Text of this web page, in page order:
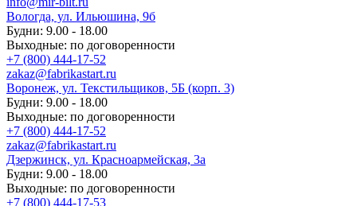
Вологда, ул. Ильюшина, 9б
Будни: 9.00 - 18.00
Выходные: по договоренности
+7 (800) 444-17-52
zakaz@fabrikastart.ru
Воронеж, ул. Текстильщиков, 5Б (корп. 3)
Будни: 9.00 - 18.00
Выходные: по договоренности
+7 (800) 444-17-52
zakaz@fabrikastart.ru
Дзержинск, ул. Красноармейская, 3а
Будни: 9.00 - 18.00
Выходные: по договоренности
+7 (800) 444-17-53